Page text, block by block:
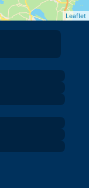
Leaflet